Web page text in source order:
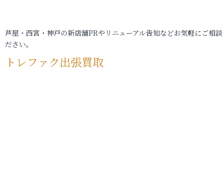
芦屋・西宮・神戸の新店舗PRやリニューアル告知などお気軽にご相
ださい。
トレファク出張買取